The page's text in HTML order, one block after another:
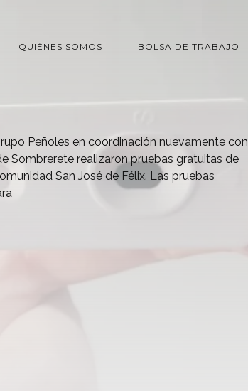
QUIÉNES SOMOS BOLSA DE TRABAJO
Peñoles en coordinación nuevamente con
Sombrerete realizaron pruebas gratuitas de
San José de Félix. Las pruebas